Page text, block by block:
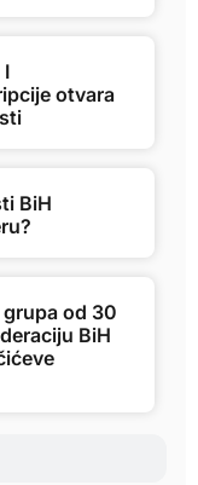
I
otvara
BiH
grupa od 30
BiH